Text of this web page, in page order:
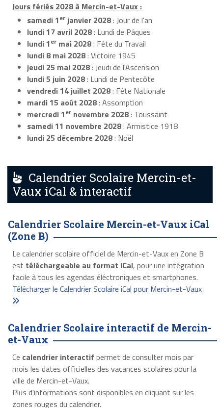
Jours fériés 2028 à Mercin-et-Vaux :
samedi 1er janvier 2028: Jour de l'an
lundi 17 avril 2028: Lundi de Pâques
lundi 1er mai 2028: Fête du Travail
lundi 8 mai 2028: Victoire 1945
jeudi 25 mai 2028: Jeudi de l'Ascension
lundi 5 juin 2028: Lundi de Pentecôte
vendredi 14 juillet 2028: Fête Nationale
mardi 15 août 2028: Assomption
mercredi 1er novembre 2028: Toussaint
samedi 11 novembre 2028: Armistice 1918
lundi 25 décembre 2028: Noël
Calendrier Scolaire Mercin-et-
Vaux iCal & interactif
Calendrier Scolaire Mercin-et-Vaux iCal
(Zone B)
Le calendrier scolaire officiel de Mercin-et-Vaux en Zone B
est téléchargeable au format iCal, pour une intégration
facile à tous les agendas éléctroniques et smartphones.
Télécharger le Calendrier Scolaire iCal pour Mercin-et-Vaux
Calendrier Scolaire interactif de Mercin-
et-Vaux
Ce calendrier interactif permet de consulter mois par
mois les dates officielles des vacances scolaires pour la
ville de Mercin-et-Vaux.
Plus d'informations sont disponibles en cliquant sur les
zones rouges du calendrier.